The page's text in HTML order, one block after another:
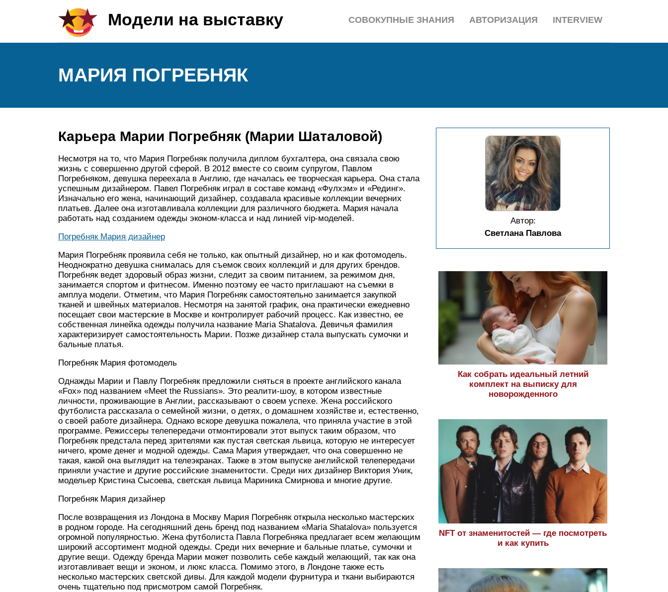
Модели на выставку INTERVIEW
АВТОРИЗАЦИЯ
СОВОКУПНЫЕ ЗНАНИЯ
МАРИЯ ПОГРЕБНЯК
Карьера Марии Погребняк (Марии Шаталовой)
Несмотря на то, что Мария Погребняк получила диплом бухгалтера, она связала свою
жизнь с совершенно другой сферой. В 2012 вместе со своим супругом, Павлом
Погребняком, девушка переехала в Англию, где началась ее творческая карьера. Она стала
успешным дизайнером. Павел Погребняк играл в составе команд «Фулхэм» и «Рединг».
Изначально его жена, начинающий дизайнер, создавала красивые коллекции вечерних
платьев. Далее она изготавливала коллекции для различного бюджета. Мария начала
работать над созданием одежды эконом-класса и над линией vip-моделей.
Погребняк Мария дизайнер
Мария Погребняк проявила себя не только, как опытный дизайнер, но и как фотомодель.
Неоднократно девушка снималась для съемок своих коллекций и для других брендов.
Погребняк ведет здоровый образ жизни, следит за своим питанием, за режимом дня,
занимается спортом и фитнесом. Именно поэтому ее часто приглашают на съемки в
амплуа модели. Отметим, что Мария Погребняк самостоятельно занимается закупкой
тканей и швейных материалов. Несмотря на занятой график, она практически ежедневно
посещает свои мастерские в Москве и контролирует рабочий процесс. Как известно, ее
собственная линейка одежды получила название Maria Shatalova. Девичья фамилия
характеризирует самостоятельность Марии. Позже дизайнер стала выпускать сумочки и
бальные платья.
Погребняк Мария фотомодель
Однажды Марии и Павлу Погребняк предложили сняться в проекте английского канала
«Fox» под названием «Meet the Russians». Это реалити-шоу, в котором известные
личности, проживающие в Англии, рассказывают о своем успехе. Жена российского
футболиста рассказала о семейной жизни, о детях, о домашнем хозяйстве и, естественно,
о своей работе дизайнера. Однако вскоре девушка пожалела, что приняла участие в этой
программе. Режиссеры телепередачи отмонтировали этот выпуск таким образом, что
Погребняк предстала перед зрителями как пустая светская львица, которую не интересует
ничего, кроме денег и модной одежды. Сама Мария утверждает, что она совершенно не
такая, какой она выглядит на телеэкранах. Также в этом выпуске английской телепередачи
приняли участие и другие российские знаменитости. Среди них дизайнер Виктория Уник,
модельер Кристина Сысоева, светская львица Мариника Смирнова и многие другие.
Погребняк Мария дизайнер
После возвращения из Лондона в Москву Мария Погребняк открыла несколько мастерских
в родном городе. На сегодняшний день бренд под названием «Maria Shatalova» пользуется
огромной популярностью. Жена футболиста Павла Погребняка предлагает всем желающим
широкий ассортимент модной одежды. Среди них вечерние и бальные платье, сумочки и
другие вещи. Одежду бренда Марии может позволить себе каждый желающий, так как она
изготавливает вещи и эконом, и люкс класса. Помимо этого, в Лондоне также есть
несколько мастерских светской дивы. Для каждой модели фурнитура и ткани выбираются
очень тщательно под присмотром самой Погребняк.
Автор:
Светлана Павлова
Как собрать идеальный летний
комплект на выписку для
новорожденного
NFT от знаменитостей — где посмотреть
и как купить